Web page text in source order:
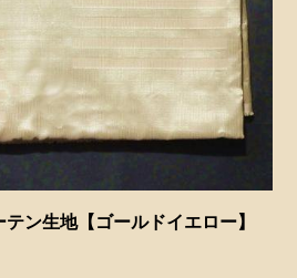
ン生地【ゴールドイエロー】